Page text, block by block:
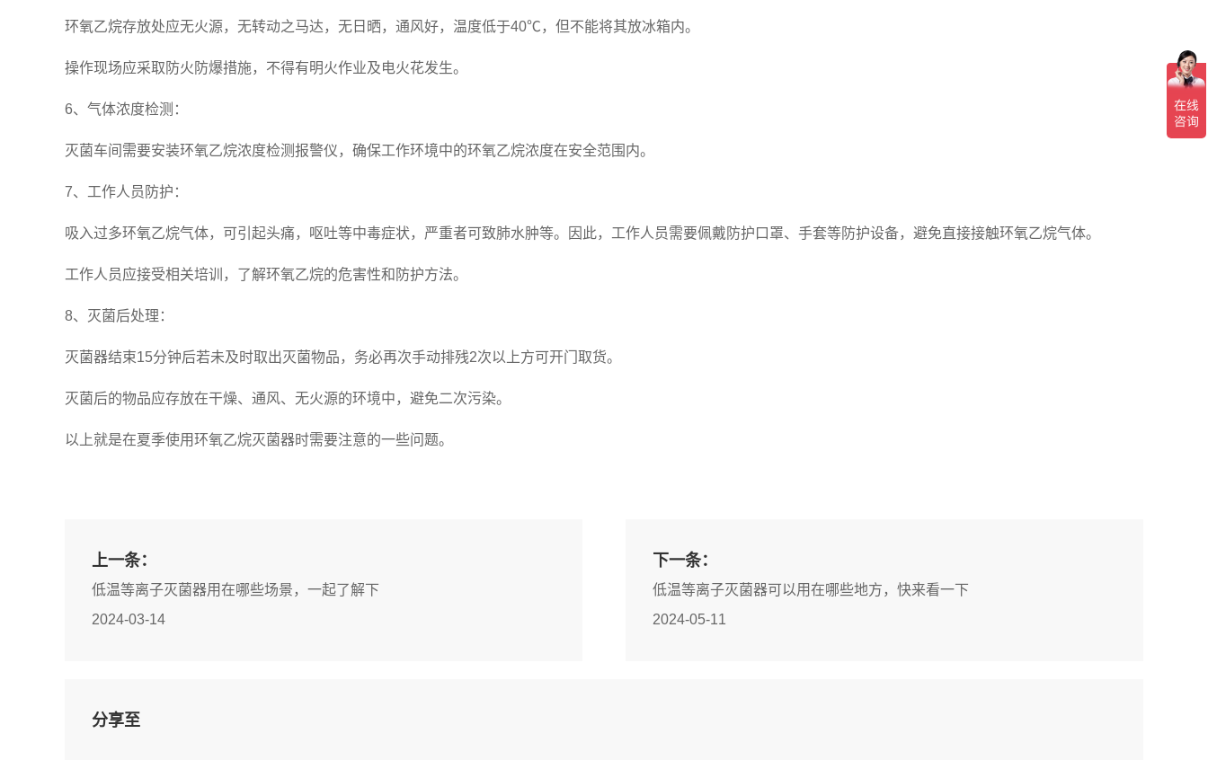
环氧乙烷存放处应无火源，无转动之马达，无日晒，通风好，温度低于40℃，但不能将其放冰箱内。
操作现场应采取防火防爆措施，不得有明火作业及电火花发生。
6、气体浓度检测：
灭菌车间需要安装环氧乙烷浓度检测报警仪，确保工作环境中的环氧乙烷浓度在安全范围内。
7、工作人员防护：
吸入过多环氧乙烷气体，可引起头痛，呕吐等中毒症状，严重者可致肺水肿等。因此，工作人员需要佩戴防护口罩、手套等防护设备，避免直接接触环氧乙烷气体。
工作人员应接受相关培训，了解环氧乙烷的危害性和防护方法。
8、灭菌后处理：
灭菌器结束15分钟后若未及时取出灭菌物品，务必再次手动排残2次以上方可开门取货。
灭菌后的物品应存放在干燥、通风、无火源的环境中，避免二次污染。
以上就是在夏季使用环氧乙烷灭菌器时需要注意的一些问题。
上一条：
低温等离子灭菌器用在哪些场景，一起了解下
2024-03-14
下一条：
低温等离子灭菌器可以用在哪些地方，快来看一下
2024-05-11
分享至